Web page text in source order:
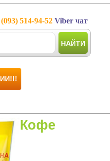
(093) 514-94-52 Viber чат
НАЙТИ
Кофе